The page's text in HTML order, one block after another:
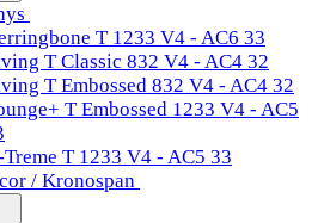
T 1233 V4 - AC6 33
T Classic 832 V4 - AC4 32
T Embossed 832 V4 - AC4 32
T Embossed 1233 V4 - AC5
T 1233 V4 - AC5 33
/ Kronospan